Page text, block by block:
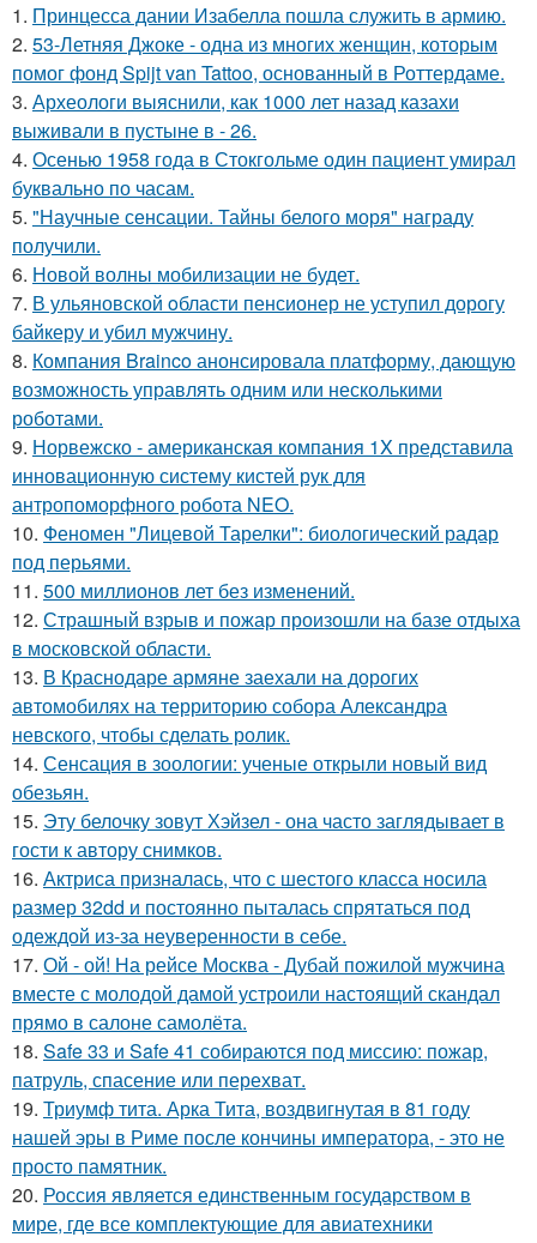
1. Принцесса дании Изабелла пошла служить в армию.
2. 53-Летняя Джоке - одна из многих женщин, которым
помог фонд Spijt van Tattoo, основанный в Роттердаме.
3. Археологи выяснили, как 1000 лет назад казахи
выживали в пустыне в - 26.
4. Осенью 1958 года в Стокгольме один пациент умирал
буквально по часам.
5. "Научные сенсации. Тайны белого моря" награду
получили.
6. Новой волны мобилизации не будет.
7. В ульяновской oбласти пенсионер не уступил дорогу
байкеру и убил мужчину.
8. Компания Brainco анонсировала платформу, дающую
возможность управлять одним или несколькими
роботами.
9. Норвежско - американская компания 1X представила
инновационную систему кистей рук для
антропоморфного робота NEO.
10. Феномен "Лицевой Тарелки": биологический радар
под перьями.
11. 500 миллионов лет без изменений.
12. Страшный взрыв и пожар произошли на базе отдыха
в московской области.
13. В Краснодаре армяне заехали на дорогих
автомобилях на территорию собора Александра
невского, чтобы сделать ролик.
14. Сенсация в зоологии: ученые открыли новый вид
обезьян.
15. Эту белочку зовут Хэйзел - она часто заглядывает в
гости к автору снимков.
16. Актриса призналась, что с шестого класса носила
размер 32dd и постоянно пыталась спрятаться под
одеждой из-за неуверенности в себе.
17. Ой - ой! На рейсе Москва - Дубай пожилой мужчина
вместе с молодой дамой устроили настоящий скандал
прямо в салоне самолёта.
18. Safe 33 и Safe 41 собираются под миссию: пожар,
патруль, спасение или перехват.
19. Триумф тита. Арка Тита, воздвигнутая в 81 году
нашей эры в Риме после кончины императора, - это не
просто памятник.
20. Россия является единственным государством в
мире, где все комплектующие для авиатехники